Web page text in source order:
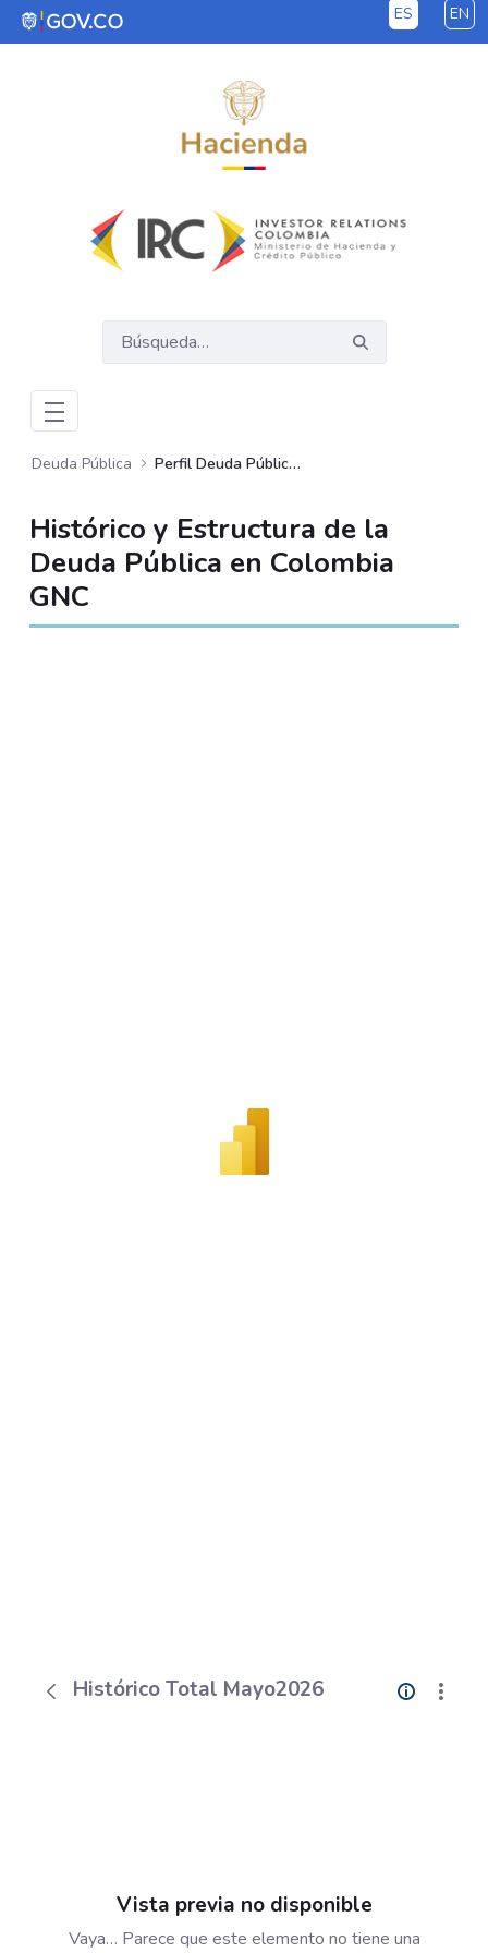
Saltar al contenido principal ES EN
Deuda Pública Perfil Deuda Pública GNC
Histórico y Estructura de la
Deuda Pública en Colombia
GNC
Histórico Total Mayo2026
Vista previa no disponible
Vaya… Parece que este elemento no tiene una